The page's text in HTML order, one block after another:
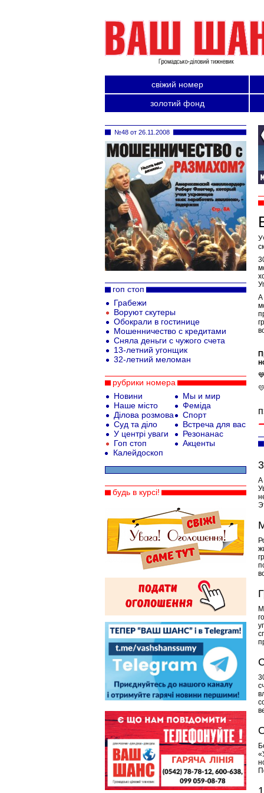
свіжий номер
золотий фонд
А
💙
💛
А
№48 от 26.11.2008
гоп стоп
Грабежи
Воруют скутеры
Обокрали в гостинице
Мошенничество с кредитами
Сняла деньги с чужого счета
13-летний угонщик
32-летний меломан
рубрики номера
Новини
Наше місто
Ділова розмова
Суд та діло
У центрі уваги
Гоп стоп
Мы и мир
Феміда
Спорт
Встреча для вас
Резонанас
Акценты
Калейдоскоп
будь в курсі!